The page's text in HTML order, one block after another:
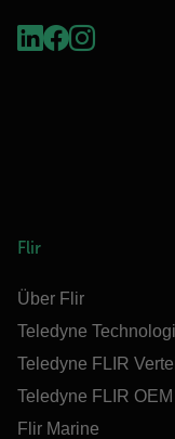
Flir
Über Flir
Teledyne
Teledyne FLIR
Teledyne FLIR OEM
Flir Marine